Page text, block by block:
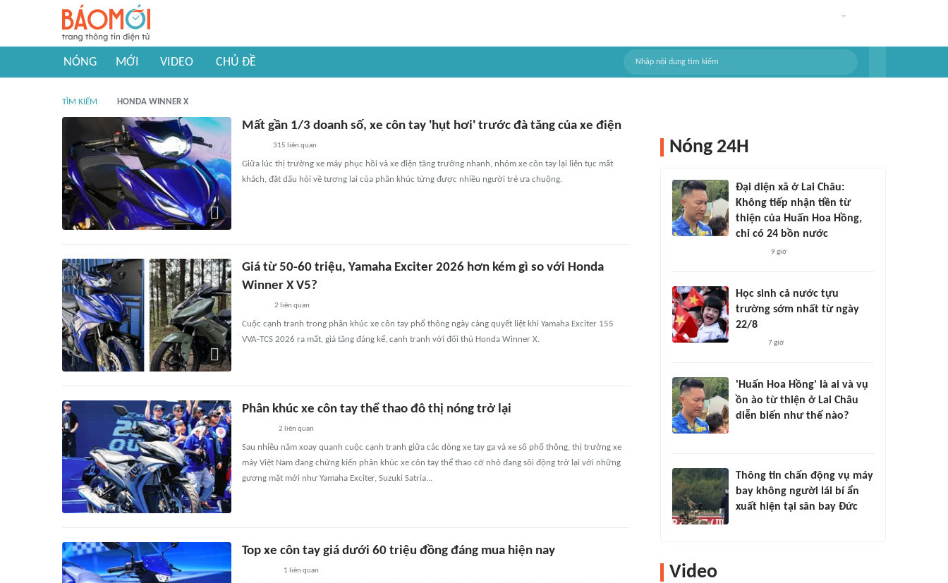
NÓNG MỚI VIDEO CHỦ ĐỀ
TÌM KIẾM HONDA WINNER X
Mất gần 1/3 doanh số, xe côn tay 'hụt hơi' trước đà tăng của xe điện
315 liên quan
Giữa lúc thị trường xe máy phục hồi và xe điện tăng trưởng nhanh, nhóm xe côn tay lại liên tục mất
khách, đặt dấu hỏi về tương lai của phân khúc từng được nhiều người trẻ ưa chuộng.
Giá từ 50-60 triệu, Yamaha Exciter 2026 hơn kém gì so với Honda
Winner X V5?
2 liên quan
Cuộc cạnh tranh trong phân khúc xe côn tay phổ thông ngày càng quyết liệt khi Yamaha Exciter 155
VVA-TCS 2026 ra mắt, giá tăng đáng kể, cạnh tranh với đối thủ Honda Winner X.
Phân khúc xe côn tay thể thao đô thị nóng trở lại
2 liên quan
Sau nhiều năm xoay quanh cuộc cạnh tranh giữa các dòng xe tay ga và xe số phổ thông, thị trường xe
máy Việt Nam đang chứng kiến phân khúc xe côn tay thể thao cỡ nhỏ đang sôi động trở lại với những
gương mặt mới như Yamaha Exciter, Suzuki Satria...
Top xe côn tay giá dưới 60 triệu đồng đáng mua hiện nay
1 liên quan
Nóng 24H
Đại diện xã ở Lai Châu:
Không tiếp nhận tiền từ
thiện của Huấn Hoa Hồng,
chỉ có 24 bồn nước
9 giờ
Học sinh cả nước tựu
trường sớm nhất từ ngày
22/8
7 giờ
'Huấn Hoa Hồng' là ai và vụ
ồn ào từ thiện ở Lai Châu
diễn biến như thế nào?
Thông tin chấn động vụ máy
bay không người lái bí ẩn
xuất hiện tại sân bay Đức
Video